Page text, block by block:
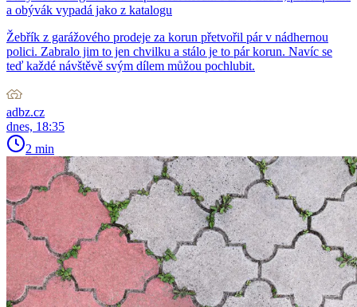
a obývák vypadá jako z katalogu
Žebřík z garážového prodeje za korun přetvořil pár v nádhernou
polici. Zabralo jim to jen chvilku a stálo je to pár korun. Navíc se
teď každé návštěvě svým dílem můžou pochlubit.
adbz.cz
dnes, 18:35
2 min